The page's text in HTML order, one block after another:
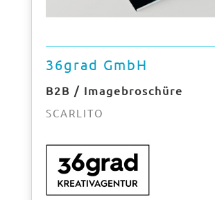
36grad GmbH
B2B / Imagebroschüre
SCARLITO